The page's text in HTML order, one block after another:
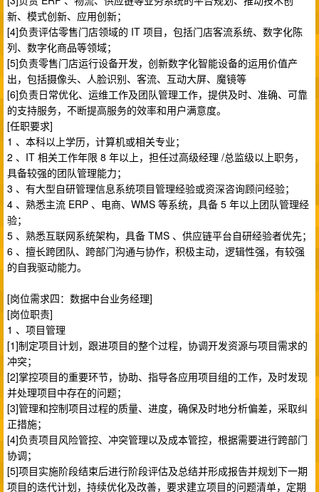
新、模式创新、应用创新；
[4]负责评估零售门店领域的 IT 项目，包括门店客流系统、数字化陈
列、数字化商品等领域；
[5]负责零售门店运行设备开发，创新数字化智能设备的运用价值产
出，包括摄像头、人脸识别、客流、互动大屏、魔镜等
[6]负责日常优化、运维工作及团队管理工作，提供及时、准确、可靠
的支持服务，不断提高服务的效率和用户满意度。
[任职要求]
1 、本科以上学历，计算机或相关专业；
2 、IT 相关工作年限 8 年以上，担任过高级经理 /总监级以上职务，
具备较强的团队管理能力；
3 、有大型自研管理信息系统项目管理经验或资深咨询顾问经验；
4 、熟悉主流 ERP 、电商、WMS 等系统，具备 5 年以上团队管理经
验；
5 、熟悉互联网系统架构，具备 TMS 、供应链平台自研经验者优先；
6 、擅长跨团队、跨部门沟通与协作，积极主动，逻辑性强，有较强
的自我驱动能力。
[岗位需求四：数据中台业务经理]
[岗位职责]
1 、项目管理
[1]制定项目计划，跟进项目的整个过程，协调开发资源与项目需求的
冲突；
[2]掌控项目的重要环节，协助、指导各应用项目组的工作，及时发现
并处理项目中存在的问题；
[3]管理和控制项目过程的质量、进度，确保及时地分析偏差，采取纠
正措施；
[4]负责项目风险管控、冲突管理以及成本管控，根据需要进行跨部门
协调；
[5]项目实施阶段结束后进行阶段评估及总结并形成报告并规划下一期
项目的迭代计划，持续优化及改善，要求建立项目的问题清单，定期